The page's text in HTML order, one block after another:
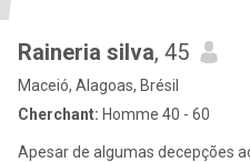
Raineria silva, 45
Maceió, Alagoas, Brésil
Cherchant: Homme 40 - 60
Apesar de algumas decepções